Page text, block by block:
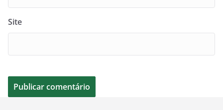
Site